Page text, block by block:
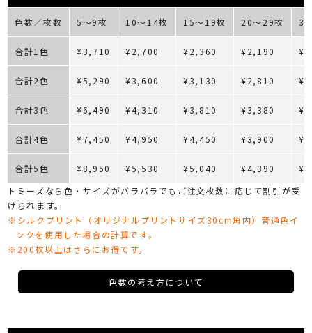
色数／枚数 5～9枚 10～14枚 15～19枚 20～29枚
合計1色 ¥3,710 ¥2,700 ¥2,360 ¥2,190
合計2色 ¥5,290 ¥3,600 ¥3,130 ¥2,810
合計3色 ¥6,490 ¥4,310 ¥3,810 ¥3,380
合計4色 ¥7,450 ¥4,950 ¥4,450 ¥3,900
合計5色 ¥8,950 ¥5,530 ¥5,040 ¥4,390
トミーズなら色・サイズがバラバラでもご注文枚数に応じて割引が受
けられます。
※シルクプリント（オリジナルプリントサイズ30cm角内）普通色イ
ンクを使用した場合の計算です。
※200枚以上はさらにお得です。
色数の考え方について